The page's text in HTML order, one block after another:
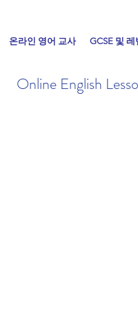
온라인 영어 교사 GCSE 및 레
Online English